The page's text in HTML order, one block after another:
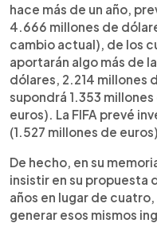
hace más de un año,
4.666 millones de
cambio actual), de los
aportarán algo más de
dólares, 2.214 millones
supondrá 1.353
euros). La FIFA prevé
(1.527 millones de
De hecho, en su
insistir en su propuesta
años en lugar de
generar esos mismos